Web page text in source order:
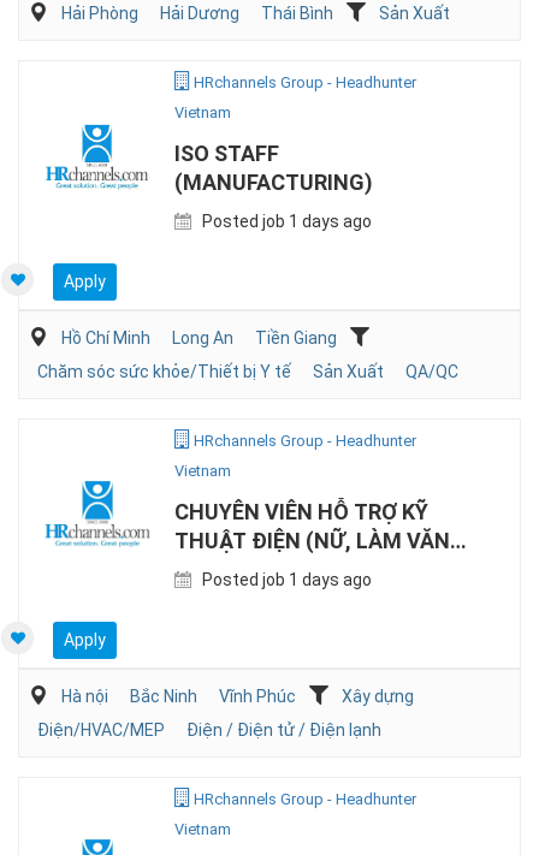
Hải Phòng Hải Dương Thái Bình Sản Xuất
HRchannels Group - Headhunter
Vietnam
ISO STAFF
(MANUFACTURING)
Posted job 1 days ago
Apply
Hồ Chí Minh Long An
Tiền Giang
Chăm sóc sức khỏe/Thiết bị Y tế
Sản Xuất QA/QC
HRchannels Group - Headhunter
Vietnam
CHUYÊN VIÊN HỖ TRỢ KỸ
THUẬT ĐIỆN (NỮ, LÀM VĂN
PHÒNG)
Posted job 1 days ago
Apply
Hà nội Bắc Ninh Vĩnh Phúc
Xây dựng
Điện/HVAC/MEP
Điện / Điện tử / Điện lạnh
HRchannels Group - Headhunter
Vietnam